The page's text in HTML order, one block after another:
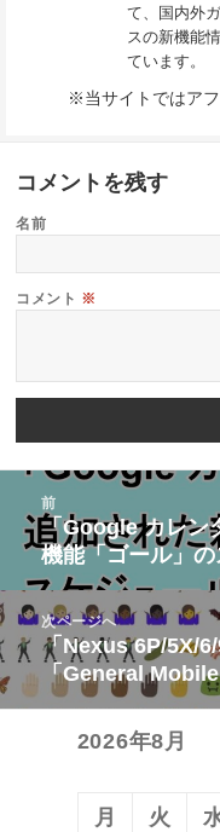
て、国内外
スの新機能
ています。
※当サイトではア
コメントを残す
名前
コメント ※
ビ
ゲ
ー
シ
前
前
の
投
稿:
「Google カレン
機能「ゴール」
次ページへ
次
の
投
「Nexus 6P/5X/
「General
2026年8月
月 火